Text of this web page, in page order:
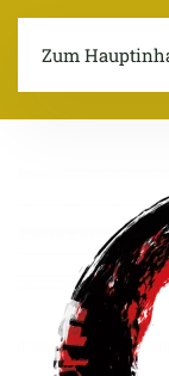
Zum